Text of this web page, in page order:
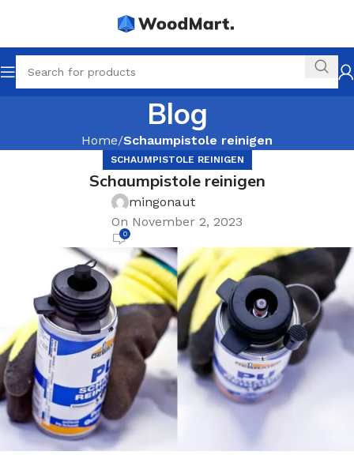
Blog
Home Schaumpistole reinigen
SCHAUMPISTOLE REINIGEN
Schaumpistole reinigen
mingonaut
On November 2, 2023
0